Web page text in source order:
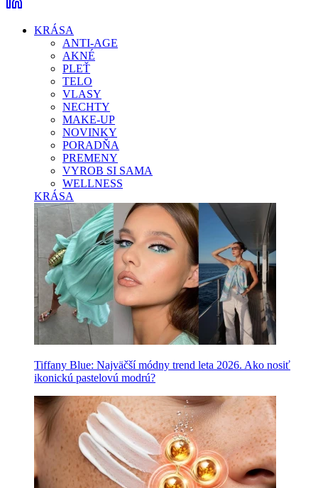
KRÁSA
ANTI-AGE
AKNÉ
PLEŤ
TELO
VLASY
NECHTY
MAKE-UP
NOVINKY
PORADŇA
PREMENY
VYROB SI SAMA
WELLNESS
KRÁSA
Tiffany Blue: Najväčší módny trend leta 2026. Ako nosiť
ikonickú pastelovú modrú?